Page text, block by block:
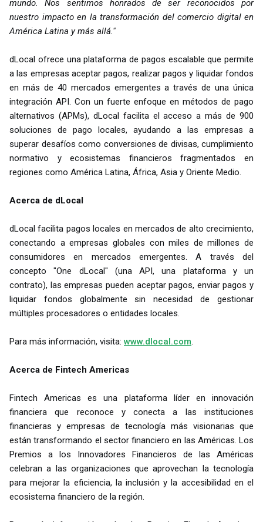
mundo. Nos sentimos honrados de ser reconocidos por
nuestro impacto en la transformación del comercio digital en
América Latina y más allá."
dLocal ofrece una plataforma de pagos escalable que permite
a las empresas aceptar pagos, realizar pagos y liquidar fondos
en más de 40 mercados emergentes a través de una única
integración API. Con un fuerte enfoque en métodos de pago
alternativos (APMs), dLocal facilita el acceso a más de 900
soluciones de pago locales, ayudando a las empresas a
superar desafíos como conversiones de divisas, cumplimiento
normativo y ecosistemas financieros fragmentados en
regiones como América Latina, África, Asia y Oriente Medio.
Acerca de dLocal
dLocal facilita pagos locales en mercados de alto crecimiento,
conectando a empresas globales con miles de millones de
consumidores en mercados emergentes. A través del
concepto "One dLocal" (una API, una plataforma y un
contrato), las empresas pueden aceptar pagos, enviar pagos y
liquidar fondos globalmente sin necesidad de gestionar
múltiples procesadores o entidades locales.
Para más información, visita: www.dlocal.com.
Acerca de Fintech Americas
Fintech Americas es una plataforma líder en innovación
financiera que reconoce y conecta a las instituciones
financieras y empresas de tecnología más visionarias que
están transformando el sector financiero en las Américas. Los
Premios a los Innovadores Financieros de las Américas
celebran a las organizaciones que aprovechan la tecnología
para mejorar la eficiencia, la inclusión y la accesibilidad en el
ecosistema financiero de la región.